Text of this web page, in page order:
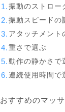
振動のストロー
振動スピードの
アタッチメント
重さで選ぶ
動作の静かさで
連続使用時間で
おすすめのマッ